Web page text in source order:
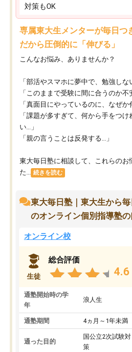
対策もOK
専属東大生メンターが毎日つ
だから圧倒的に「伸びる」
こんなお悩み、ありませんか？
「部活やスマホに夢中で、勉強しな
「このままで受験に間に合うのか不
「真面目にやっているのに、なぜか
「課題が多すぎて、何から手をつ
い…」
「親の言うことは反発する…」
東大毎日塾に相談して、これらのお
た...
続きを読む
東大毎日塾｜東大生から
のオンライン個別指導塾
オンライン校
生徒
総合評価
4.6
通塾開始時の学
年
浪人生
通塾期間 4ヵ月～1年未満
通った目的
国公立2次試験対
策